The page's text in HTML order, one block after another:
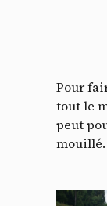
Pour
tout le
peut
mouillé.